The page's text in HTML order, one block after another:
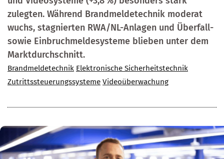
zulegten. Während Brandmeldetechnik moderat
wuchs, stagnierten RWA/NL-Anlagen und Überfall-
sowie Einbruchmeldesysteme blieben unter dem
Marktdurchschnitt.
Brandmeldetechnik Elektronische Sicherheitstechnik
Zutrittssteuerungssysteme Videoüberwachung